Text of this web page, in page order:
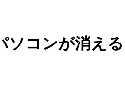
ソコンが消え